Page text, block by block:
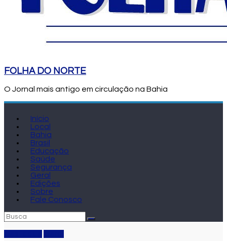
FOLHA DO NORTE
O Jornal mais antigo em circulação na Bahia
Início
Local
Bahia
Brasil
Educação
Saúde
Segurança
Geral
Edições
Sobre
Fale Conosco